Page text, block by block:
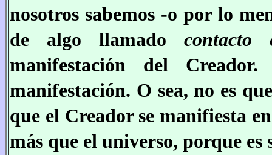
nosotros sabemos -o por lo
de algo llamado contacto
manifestación del
manifestación. O sea, no es
que el Creador se manifiesta
más que el universo, porque